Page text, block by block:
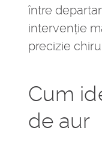
între
intervenție
precizie
Cum
de aur